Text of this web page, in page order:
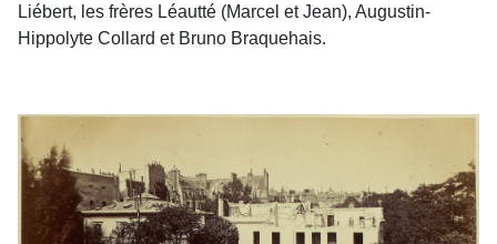
Liébert, les frères Léautté (Marcel et Jean), Augustin-
Hippolyte Collard et Bruno Braquehais.